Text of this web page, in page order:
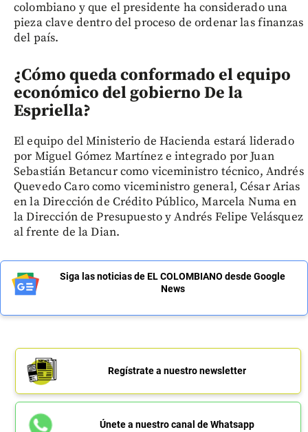
colombiano y que el presidente ha considerado una
pieza clave dentro del proceso de ordenar las finanzas
del país.
¿Cómo queda conformado el equipo
económico del gobierno De la
Espriella?
El equipo del Ministerio de Hacienda estará liderado
por Miguel Gómez Martínez e integrado por Juan
Sebastián Betancur como viceministro técnico, Andrés
Quevedo Caro como viceministro general, César Arias
en la Dirección de Crédito Público, Marcela Numa en
la Dirección de Presupuesto y Andrés Felipe Velásquez
al frente de la Dian.
Siga las noticias de EL COLOMBIANO desde Google
News
Regístrate a nuestro newsletter
Únete a nuestro canal de Whatsapp